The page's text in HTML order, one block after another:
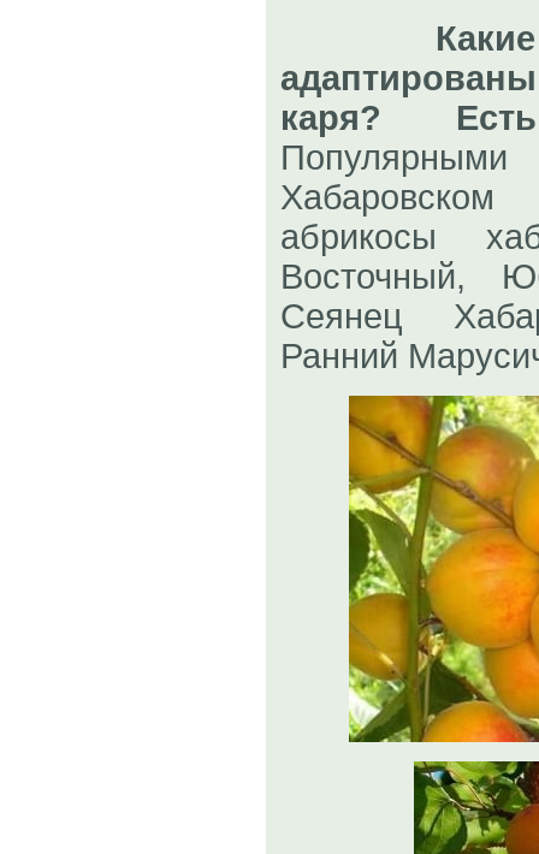
каря?
абрикосы
Восточный,
Сеянец
Ранний